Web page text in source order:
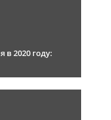
в 2020 году: